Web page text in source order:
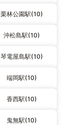
栗林公園駅(10)
沖松島駅(10)
琴電屋島駅(10)
端岡駅(10)
香西駅(10)
鬼無駅(10)